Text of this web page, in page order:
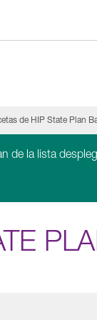
de HIP State Plan
de la lista